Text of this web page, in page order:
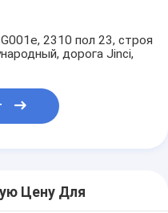
2310 пол 23, строя
дорога Jinci,
Цену Для